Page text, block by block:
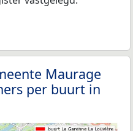
Maurage
per buurt in